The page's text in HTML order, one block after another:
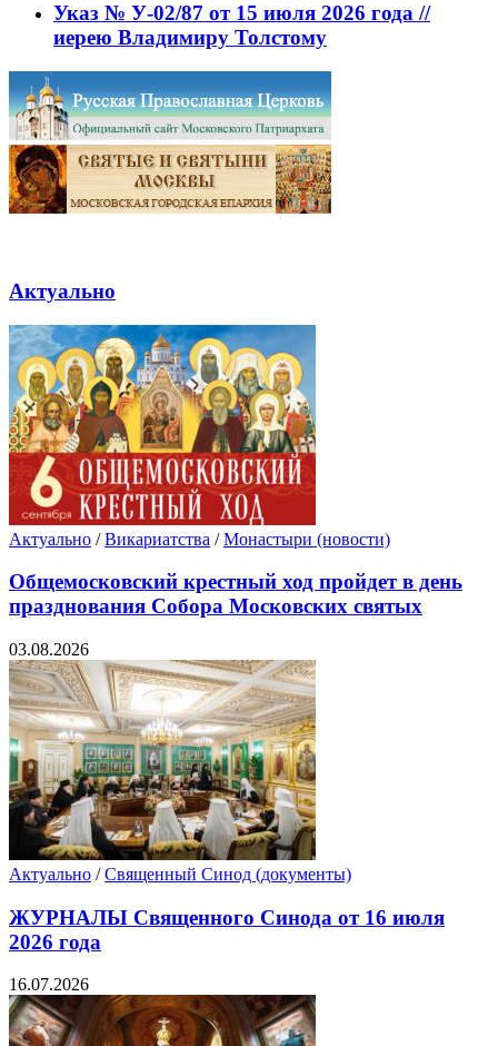
Указ № У-02/87 от 15 июля 2026 года //
иерею Владимиру Толстому
Актуально
Актуально /Викариатства /Монастыри (новости)
Общемосковский крестный ход пройдет в день
празднования Собора Московских святых
03.08.2026
Актуально /Священный Синод (документы)
ЖУРНАЛЫ Священного Синода от 16 июля
2026 года
16.07.2026